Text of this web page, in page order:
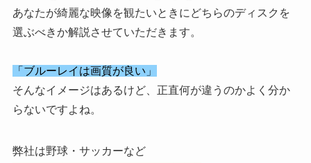
あなたが綺麗な映像を観たいときにどちらのディスクを
選ぶべきか解説させていただきます。
「ブルーレイは画質が良い」
そんなイメージはあるけど、正直何が違うのかよく分か
らないですよね。
弊社は野球・サッカーなど